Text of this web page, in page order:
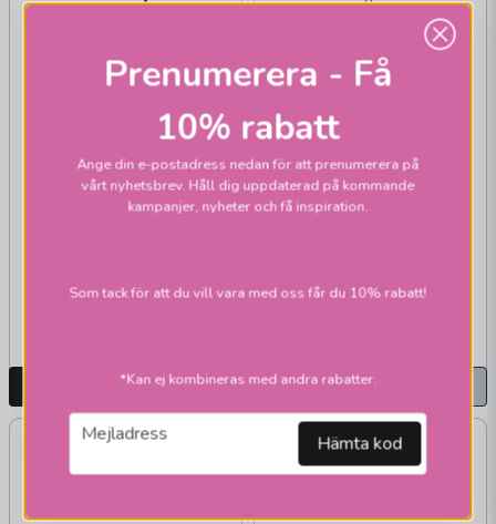
MARKSLÖJD
3 355 kr
LÄGG I VARUKORGEN
MARKSLÖJD
Bevaka
Prenumerera - Få
10% rabatt
Ange din e-postadress nedan för att prenumerera på
vårt nyhetsbrev. Håll dig uppdaterad på kommande
kampanjer, nyheter och få inspiration.
Som tack för att du vill vara med oss får du 10% rabatt!
*Kan ej kombineras med andra rabatter.
email
Mejladress Hämta kod